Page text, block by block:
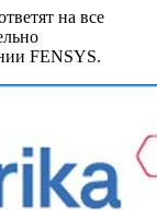
на все
FENSYS.